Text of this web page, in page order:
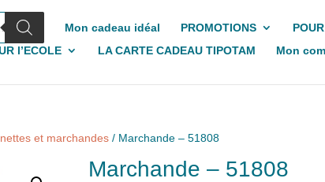
Mon cadeau idéal PROMOTIONS
l’ECOLE LA CARTE CADEAU TIPOTAM Mon
et marchandes / Marchande – 51808
Marchande – 51808